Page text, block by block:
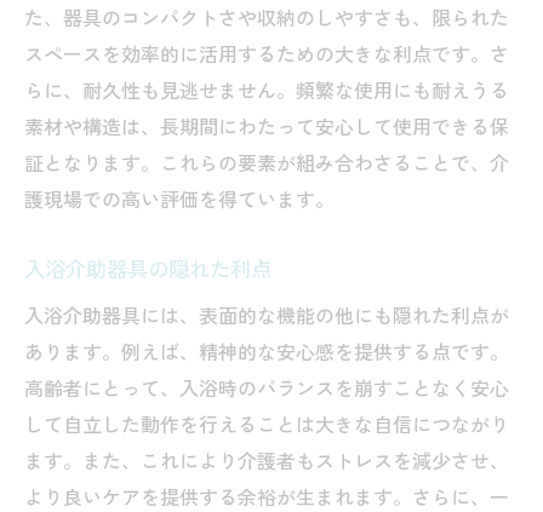
た、器具のコンパクトさや収納のしやすさも、限られた
スペースを効率的に活用するための大きな利点です。さ
らに、耐久性も見逃せません。頻繁な使用にも耐えうる
素材や構造は、長期間にわたって安心して使用できる保
証となります。これらの要素が組み合わさることで、介
護現場での高い評価を得ています。
入浴介助器具の隠れた利点
入浴介助器具には、表面的な機能の他にも隠れた利点が
あります。例えば、精神的な安心感を提供する点です。
高齢者にとって、入浴時のバランスを崩すことなく安心
して自立した動作を行えることは大きな自信につながり
ます。また、これにより介護者もストレスを減少させ、
より良いケアを提供する余裕が生まれます。さらに、一